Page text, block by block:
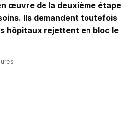
œuvre de la deuxième étape
Ils demandent toutefois
hôpitaux rejettent en bloc le